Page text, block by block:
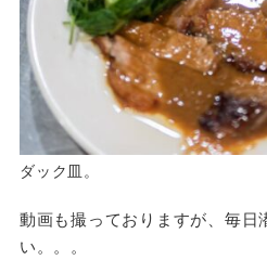
ダック皿。
動画も撮っておりますが、毎日
い。。。